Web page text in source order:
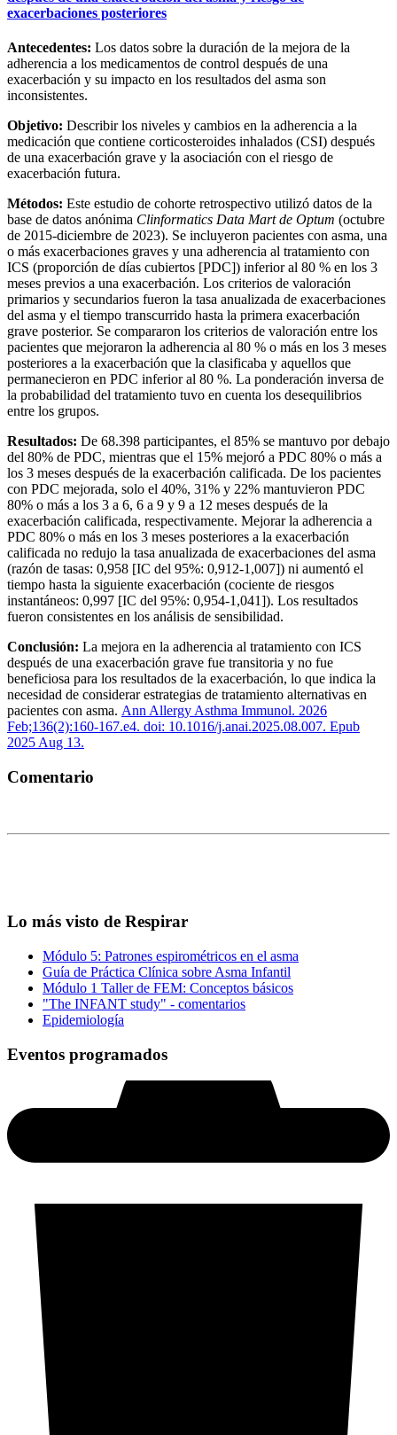
exacerbaciones posteriores
Antecedentes: Los datos sobre la duración de la mejora de la
adherencia a los medicamentos de control después de una
exacerbación y su impacto en los resultados del asma son
inconsistentes.
Objetivo: Describir los niveles y cambios en la adherencia a la
medicación que contiene corticosteroides inhalados (CSI) después
de una exacerbación grave y la asociación con el riesgo de
exacerbación futura.
Métodos: Este estudio de cohorte retrospectivo utilizó datos de la
base de datos anónima Clinformatics Data Mart de Optum (octubre
de 2015-diciembre de 2023). Se incluyeron pacientes con asma, una
o más exacerbaciones graves y una adherencia al tratamiento con
ICS (proporción de días cubiertos [PDC]) inferior al 80 % en los 3
meses previos a una exacerbación. Los criterios de valoración
primarios y secundarios fueron la tasa anualizada de exacerbaciones
del asma y el tiempo transcurrido hasta la primera exacerbación
grave posterior. Se compararon los criterios de valoración entre los
pacientes que mejoraron la adherencia al 80 % o más en los 3 meses
posteriores a la exacerbación que la clasificaba y aquellos que
permanecieron en PDC inferior al 80 %. La ponderación inversa de
la probabilidad del tratamiento tuvo en cuenta los desequilibrios
entre los grupos.
Resultados: De 68.398 participantes, el 85% se mantuvo por debajo
del 80% de PDC, mientras que el 15% mejoró a PDC 80% o más a
los 3 meses después de la exacerbación calificada. De los pacientes
con PDC mejorada, solo el 40%, 31% y 22% mantuvieron PDC
80% o más a los 3 a 6, 6 a 9 y 9 a 12 meses después de la
exacerbación calificada, respectivamente. Mejorar la adherencia a
PDC 80% o más en los 3 meses posteriores a la exacerbación
calificada no redujo la tasa anualizada de exacerbaciones del asma
(razón de tasas: 0,958 [IC del 95%: 0,912-1,007]) ni aumentó el
tiempo hasta la siguiente exacerbación (cociente de riesgos
instantáneos: 0,997 [IC del 95%: 0,954-1,041]). Los resultados
fueron consistentes en los análisis de sensibilidad.
Conclusión: La mejora en la adherencia al tratamiento con ICS
después de una exacerbación grave fue transitoria y no fue
beneficiosa para los resultados de la exacerbación, lo que indica la
necesidad de considerar estrategias de tratamiento alternativas en
pacientes con asma. Ann Allergy Asthma Immunol. 2026
Feb;136(2):160-167.e4. doi: 10.1016/j.anai.2025.08.007. Epub
2025 Aug 13.
Comentario
Lo más visto de Respirar
Módulo 5: Patrones espirométricos en el asma
Guía de Práctica Clínica sobre Asma Infantil
Módulo 1 Taller de FEM: Conceptos básicos
"The INFANT study" - comentarios
Epidemiología
Eventos programados